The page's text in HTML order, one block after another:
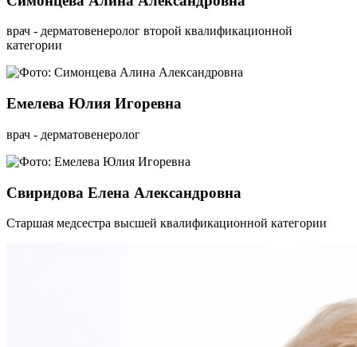
врач - дерматовенеролог второй квалификационной
категории
Емелева Юлия Игоревна
врач - дерматовенеролог
Свиридова Елена Александровна
Старшая медсестра высшей квалификационной категории